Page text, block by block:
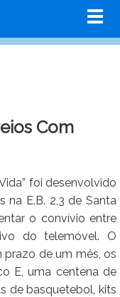
Com
foi desenvolvido
na E.B. 2,3 de Santa
o convívio entre
do telemóvel. O
prazo de um mês, os
E, uma centena de
de basquetebol, kits